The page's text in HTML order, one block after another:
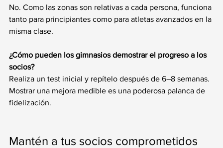
No. Como las zonas son relativas a cada persona, funciona
tanto para principiantes como para atletas avanzados en la
misma clase.
¿Cómo pueden los gimnasios demostrar el progreso a los
socios?
Realiza un test inicial y repítelo después de 6–8 semanas.
Mostrar una mejora medible es una poderosa palanca de
fidelización.
Mantén a tus socios comprometidos